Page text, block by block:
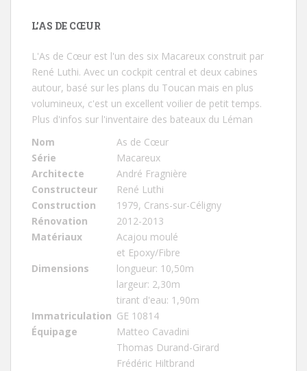
L’AS DE CŒUR
L'As de Cœur est l'un des six Macareux construit par
René Luthi. Avec un cockpit central et deux cabines
autour, basé sur les plans du Toucan mais en plus
volumineux, c'est un excellent voilier de petit temps.
Plus d'infos sur l'inventaire des bateaux du Léman
Nom
As de Cœur
Série
Macareux
Architecte
André Fragnière
Constructeur
René Luthi
Construction
1979, Crans-sur-Céligny
Rénovation
2012-2013
Matériaux
Acajou moulé
et Epoxy/Fibre
Dimensions
longueur: 10,50m
largeur: 2,30m
tirant d'eau: 1,90m
Immatriculation GE 10814
Équipage
Matteo Cavadini
Thomas Durand-Girard
Frédéric Hiltbrand